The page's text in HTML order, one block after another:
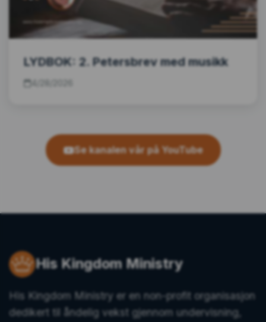
LYDBOK: 2. Petersbrev med musikk
Se kanalen vår på YouTube
His Kingdom Ministry
His Kingdom Ministry er en non-profit organisasjon
dedikert til åndelig vekst gjennom undervisning,